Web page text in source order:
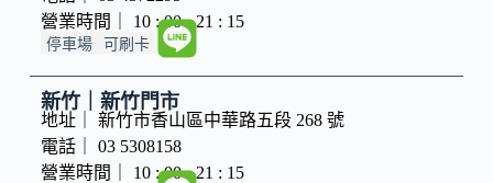
營業時間｜ 10 : 00 - 21 : 15
停車場 可刷卡
新竹｜新竹門市
地址｜ 新竹市香山區中華路五段 268 號
電話｜ 03 5308158
營業時間｜ 10 : 00 - 21 : 15